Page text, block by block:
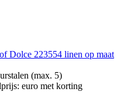
Dolce 223554 linen op maat
(max. 5)
euro met korting